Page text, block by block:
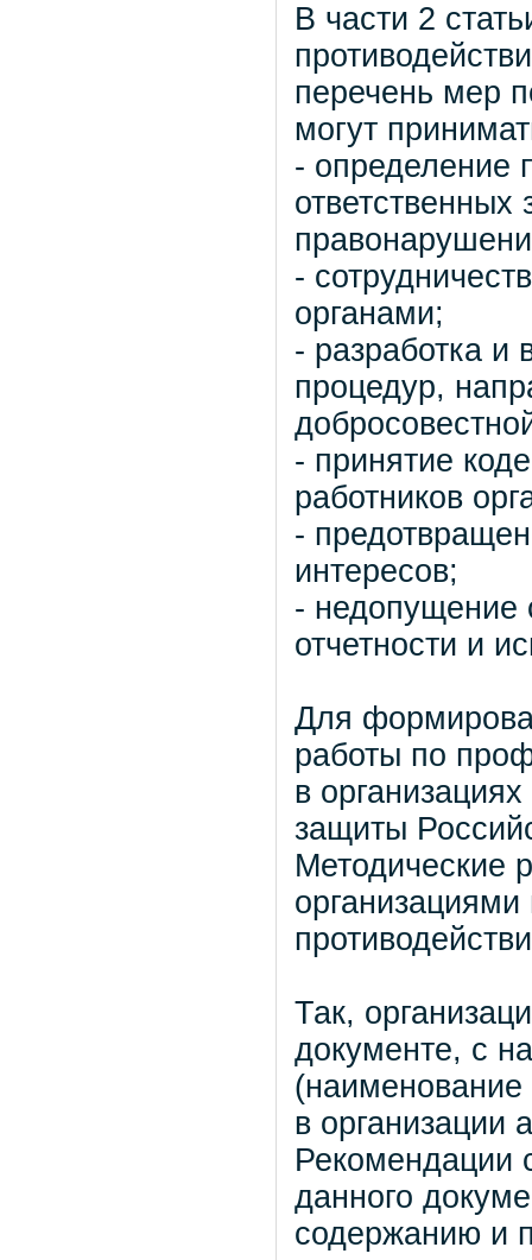
В части 2
перечень мер
могут
- определение
-
органами;
- разработка и
процедур,
- принятие
работников
-
интересов;
- недопущение
отчетности и
Для
работы по
в
защиты
Методические
Так,
документе, с
(наименование
в организации
Рекомендации
данного
содержанию и